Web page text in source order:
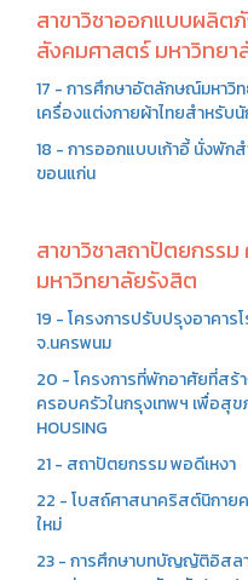
สาขาวิชาออกแบบผลิ
สังคมศาสตร์ มหาวิทยา
17 - การศึกษาอัตลักษณ์มหาวิ
เครื่องแต่งกายผ้าไทยสำหรับ
18 - การออกแบบเก้าอี้ นั่งพั
ขอนแก่น
สาขาวิชาสถาปัตยกรร
มหาวิทยาลัยรังสิต
19 - โครงการปรับปรุงอาคา
จ.นครพนม
20 - โครงการที่พักอาศัยที่สร้
ครอบครัวในกรุงเทพฯ เพื่อสุ
HOUSING
21 - สถาปัตยกรรม พอดีเหงา
22 - โบสถ์ศาสนาคริสต์นิกา
ใหม่
23 - การศึกษาบทบัญญัติอิสลา